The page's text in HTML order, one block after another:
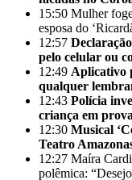
15:50 Mulher
esposa do
12:57
pelo celular ou
12:49 Aplicativo
qualquer
12:43 Polícia
criança em
12:30 Musical
Teatro
12:27 Maíra
polêmica: